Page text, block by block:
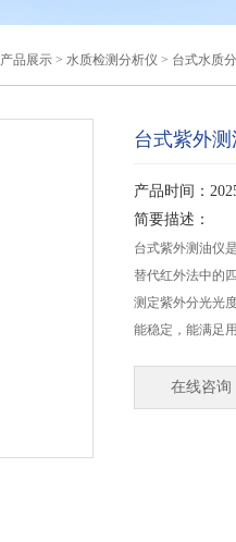
产品展示 > 水质检测分析仪 > 台式水质
台式紫外
产品时间：
简要描述：
台式紫外测油仪
替代红外法中的
测定紫外分光光
能稳定，能满足
在线咨询